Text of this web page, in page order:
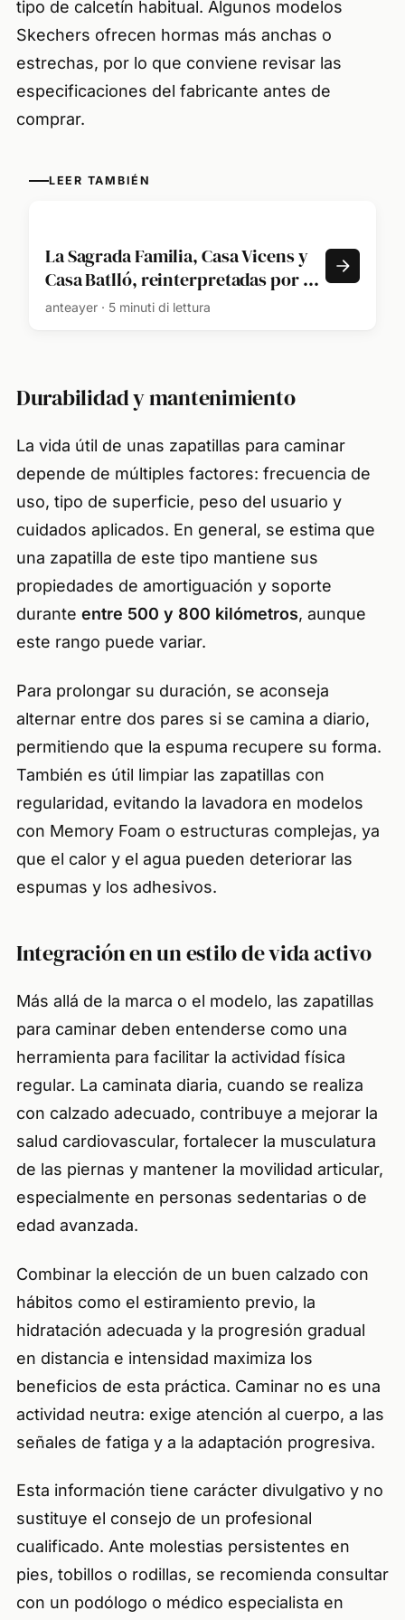
tipo de calcetín habitual. Algunos modelos
Skechers ofrecen hormas más anchas o
estrechas, por lo que conviene revisar las
especificaciones del fabricante antes de
comprar.
LEER TAMBIÉN
La Sagrada Familia, Casa Vicens y
Casa Batlló, reinterpretadas por 3
estudios de arquitectura: "El
del tiempo, siempre desde el
anteayer · 5 minuti di lettura
Durabilidad y mantenimiento
La vida útil de unas zapatillas para caminar
depende de múltiples factores: frecuencia de
uso, tipo de superficie, peso del usuario y
cuidados aplicados. En general, se estima que
una zapatilla de este tipo mantiene sus
propiedades de amortiguación y soporte
durante entre 500 y 800 kilómetros, aunque
este rango puede variar.
Para prolongar su duración, se aconseja
alternar entre dos pares si se camina a diario,
permitiendo que la espuma recupere su forma.
También es útil limpiar las zapatillas con
regularidad, evitando la lavadora en modelos
con Memory Foam o estructuras complejas, ya
que el calor y el agua pueden deteriorar las
espumas y los adhesivos.
Integración en un estilo de vida activo
Más allá de la marca o el modelo, las zapatillas
para caminar deben entenderse como una
herramienta para facilitar la actividad física
regular. La caminata diaria, cuando se realiza
con calzado adecuado, contribuye a mejorar la
salud cardiovascular, fortalecer la musculatura
de las piernas y mantener la movilidad articular,
especialmente en personas sedentarias o de
edad avanzada.
Combinar la elección de un buen calzado con
hábitos como el estiramiento previo, la
hidratación adecuada y la progresión gradual
en distancia e intensidad maximiza los
beneficios de esta práctica. Caminar no es una
actividad neutra: exige atención al cuerpo, a las
señales de fatiga y a la adaptación progresiva.
Esta información tiene carácter divulgativo y no
sustituye el consejo de un profesional
cualificado. Ante molestias persistentes en
pies, tobillos o rodillas, se recomienda consultar
con un podólogo o médico especialista en